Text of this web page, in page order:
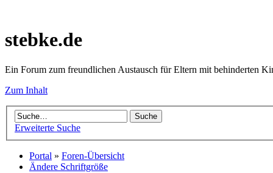
stebke.de
Ein Forum zum freundlichen Austausch für Eltern mit behinderten
Zum Inhalt
Erweiterte Suche
Portal » Foren-Übersicht
Ändere Schriftgröße